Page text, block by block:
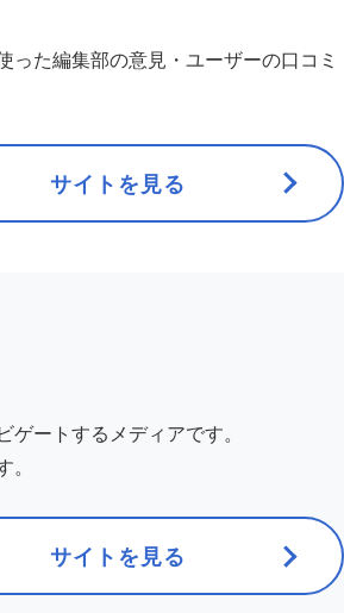
た編集部の意見・ユーザーの口コミ
サイトを見る
ートするメディアです。
サイトを見る